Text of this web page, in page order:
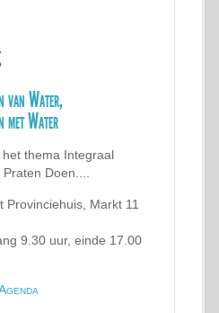
van Water,
met Water
thema Integraal
Doen....
Provinciehuis, Markt 11
9.30 uur, einde 17.00